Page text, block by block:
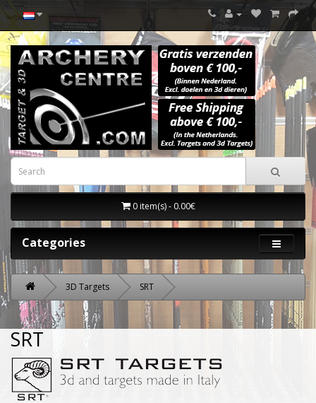
0 item(s) - 0.00€
Categories
3D Targets SRT
SRT